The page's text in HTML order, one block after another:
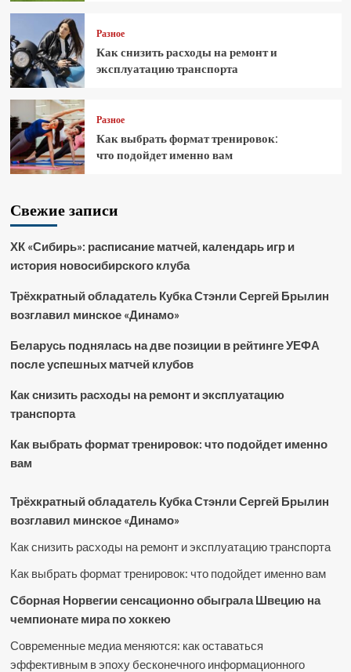
Разное
Как снизить расходы на ремонт и
эксплуатацию транспорта
Разное
Как выбрать формат тренировок:
что подойдет именно вам
Свежие записи
ХК «Сибирь»: расписание матчей, календарь игр и
история новосибирского клуба
Трёхкратный обладатель Кубка Стэнли Сергей Брылин
возглавил минское «Динамо»
Беларусь поднялась на две позиции в рейтинге УЕФА
после успешных матчей клубов
Как снизить расходы на ремонт и эксплуатацию
транспорта
Как выбрать формат тренировок: что подойдет именно
вам
Трёхкратный обладатель Кубка Стэнли Сергей Брылин
возглавил минское «Динамо»
Как снизить расходы на ремонт и эксплуатацию транспорта
Как выбрать формат тренировок: что подойдет именно вам
Сборная Норвегии сенсационно обыграла Швецию на
чемпионате мира по хоккею
Современные медиа меняются: как оставаться
эффективным в эпоху бесконечного информационного